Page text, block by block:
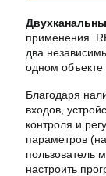
применения.
два
одном объекте
Благодаря
входов,
контроля и
параметров
пользователь
настроить